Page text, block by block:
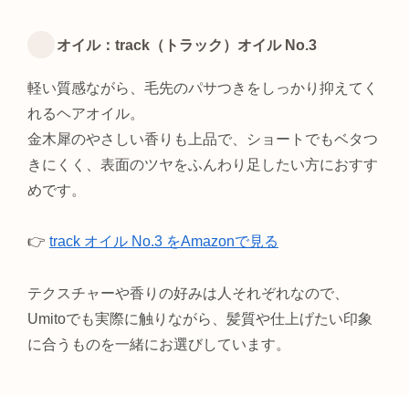
オイル：track（トラック）オイル No.3
軽い質感ながら、毛先のパサつきをしっかり抑えてく
れるヘアオイル。
金木犀のやさしい香りも上品で、ショートでもベタつ
きにくく、表面のツヤをふんわり足したい方におすす
めです。
👉 track オイル No.3 をAmazonで見る
テクスチャーや香りの好みは人それぞれなので、
Umitoでも実際に触りながら、髪質や仕上げたい印象
に合うものを一緒にお選びしています。